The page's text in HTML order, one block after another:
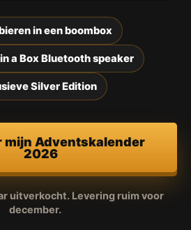
in een boombox
a Box Bluetooth speaker
Silver Edition
mijn Adventskalender
2026
uitverkocht. Levering ruim voor
december.